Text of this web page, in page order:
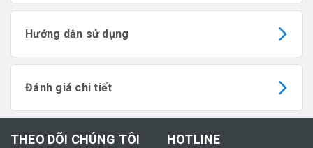
Hướng dẫn sử dụng
Đánh giá chi tiết
THEO DÕI CHÚNG TÔI HOTLINE